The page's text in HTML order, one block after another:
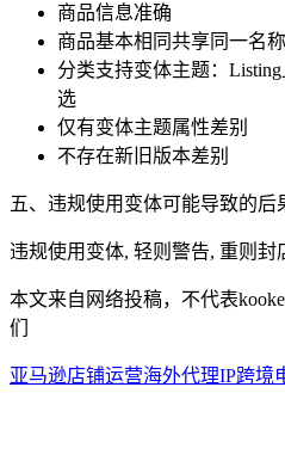
商品信息准确
商品基本相同共享同一名称
分类支持变体主题：
选
仅有变体主题属性差别
不存在新旧版本差别
五、违规使用变体可能导致的后
违规使用变体, 轻则警告, 重则封
本文来自网络投稿，不代表
们
亚马逊店铺运营海外代理IP跨境